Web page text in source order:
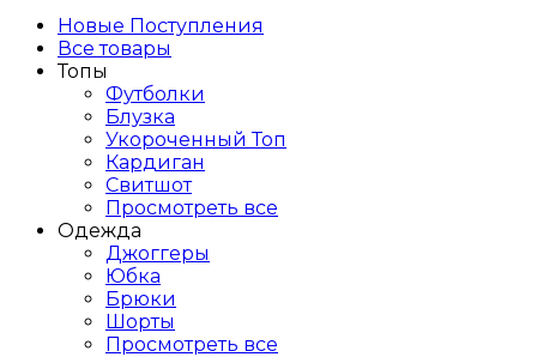
Новые Поступления
Все товары
Топы
Футболки
Блузка
Укороченный Топ
Кардиган
Свитшот
Просмотреть все
Одежда
Джоггеры
Юбка
Брюки
Шорты
Просмотреть все